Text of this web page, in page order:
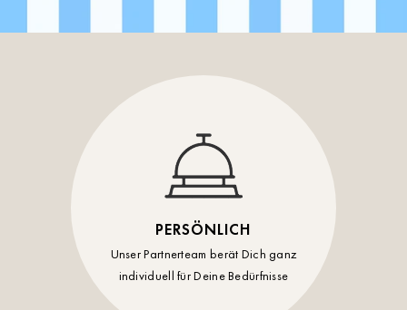
PERSÖNLICH
Unser Partnerteam berät Dich ganz
individuell für Deine Bedürfnisse